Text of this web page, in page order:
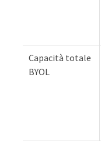
Capacità totale
BYOL